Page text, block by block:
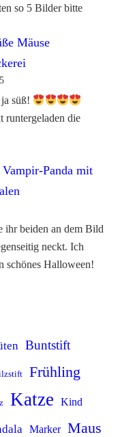
so 5 Bilder bitte
Mäuse
süß!
runtergeladen die
Panda mit
ihr beiden an dem Bild
neckt. Ich
schönes Halloween!
Buntstift
Frühling
Katze Kind
Marker Maus